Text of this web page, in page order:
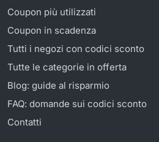
Coupon più utilizzati
Coupon in scadenza
Tutti i negozi con codici sconto
Tutte le categorie in offerta
Blog: guide al risparmio
FAQ: domande sui codici sconto
Contatti